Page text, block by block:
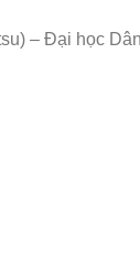
– Đại học